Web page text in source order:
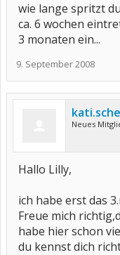
wie lange spritzt
ca. 6 wochen
3 monaten ein...
9. September 2008
Neues
Hallo Lilly,
ich habe erst das
Freue mich
habe hier schon
du kennst dich